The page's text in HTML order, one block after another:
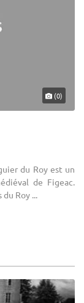
(0)
du Roy est un
de Figeac.
Roy ...